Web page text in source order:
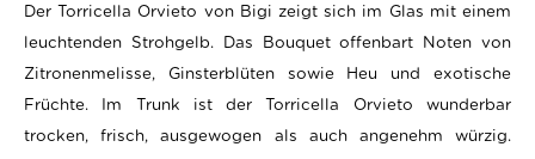
Der Torricella Orvieto von Bigi zeigt sich im Glas mit einem
leuchtenden Strohgelb. Das Bouquet offenbart Noten von
Zitronenmelisse, Ginsterblüten sowie Heu und exotische
Früchte. Im Trunk ist der Torricella Orvieto wunderbar
trocken, frisch, ausgewogen als auch angenehm würzig.